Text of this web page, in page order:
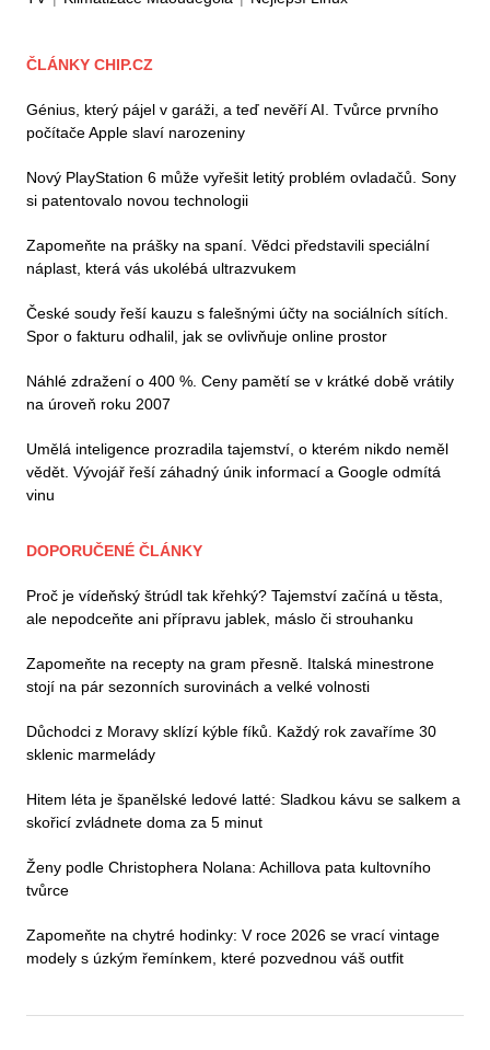
ČLÁNKY CHIP.CZ
Génius, který pájel v garáži, a teď nevěří AI. Tvůrce prvního
počítače Apple slaví narozeniny
Nový PlayStation 6 může vyřešit letitý problém ovladačů. Sony
si patentovalo novou technologii
Zapomeňte na prášky na spaní. Vědci představili speciální
náplast, která vás ukolébá ultrazvukem
České soudy řeší kauzu s falešnými účty na sociálních sítích.
Spor o fakturu odhalil, jak se ovlivňuje online prostor
Náhlé zdražení o 400 %. Ceny pamětí se v krátké době vrátily
na úroveň roku 2007
Umělá inteligence prozradila tajemství, o kterém nikdo neměl
vědět. Vývojář řeší záhadný únik informací a Google odmítá
vinu
DOPORUČENÉ ČLÁNKY
Proč je vídeňský štrúdl tak křehký? Tajemství začíná u těsta,
ale nepodceňte ani přípravu jablek, máslo či strouhanku
Zapomeňte na recepty na gram přesně. Italská minestrone
stojí na pár sezonních surovinách a velké volnosti
Důchodci z Moravy sklízí kýble fíků. Každý rok zavaříme 30
sklenic marmelády
Hitem léta je španělské ledové latté: Sladkou kávu se salkem a
skořicí zvládnete doma za 5 minut
Ženy podle Christophera Nolana: Achillova pata kultovního
tvůrce
Zapomeňte na chytré hodinky: V roce 2026 se vrací vintage
modely s úzkým řemínkem, které pozvednou váš outfit